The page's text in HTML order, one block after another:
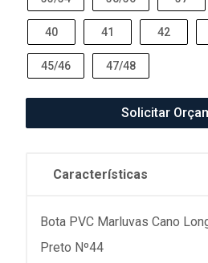
40 41 42
45/46 47/48
Solicitar
Características
Bota PVC Marluvas Cano
Preto Nº44